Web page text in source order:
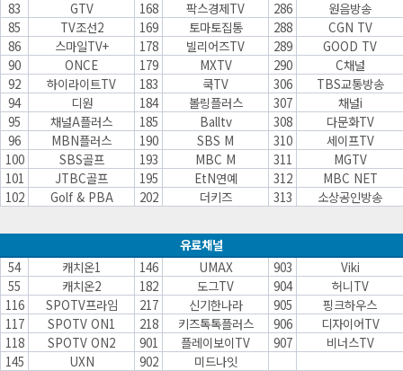
83
GTV 168 팍스경제TV 286
원음방송
85
TV조선2 169 토마토집통 288
CGN TV
86
스마일TV+ 178 빌리어즈TV 289
GOOD TV
90
ONCE 179 MXTV 290
C채널
92
하이라이트TV 183 쿡TV 306
TBS교통방송
94
디원 184 볼링플러스 307
채널i
95
채널A플러스 185 Balltv 308
다문화TV
96
MBN플러스 190 SBS M 310
세이프TV
100
SBS골프 193 MBC M 311
MGTV
101
JTBC골프 195 EtN연예 312
MBC NET
102
Golf & PBA 202 더키즈 313 소상공인방송
유료채널
54
캐치온1 146 UMAX 903
Viki
55
캐치온2 182 도그TV 904
허니TV
116
SPOTV프라임 217 신기한나라 905
핑크하우스
117
SPOTV ON1 218 키즈톡톡플러스 906
디자이어TV
118
SPOTV ON2 901 플레이보이TV 907
비너스TV
145
UXN 902 미드나잇